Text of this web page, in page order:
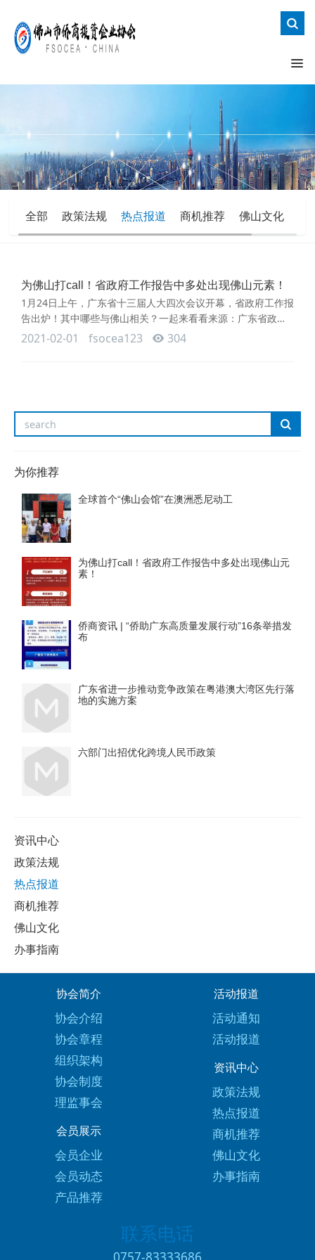
全部 政策法规 热点报道 商机推荐 佛山文化
为佛山打call！省政府工作报告中多处出现佛山元素！
1月24日上午，广东省十三届人大四次会议开幕，省政府工作报
告出炉！其中哪些与佛山相关？一起来看看来源：广东省政府
政府工作报告、佛山日报
2021-02-01 fsocea123 304
为你推荐
全球首个“佛山会馆”在澳洲悉尼动工
为佛山打call！省政府工作报告中多处出现佛山元
素！
侨商资讯 | “侨助广东高质量发展行动”16条举措发
布
广东省进一步推动竞争政策在粤港澳大湾区先行落
地的实施方案
六部门出招优化跨境人民币政策
资讯中心
政策法规
热点报道
商机推荐
佛山文化
办事指南
协会简介
协会介绍
协会章程
组织架构
协会制度
理监事会
活动报道
活动通知
活动报道
资讯中心
政策法规
热点报道
商机推荐
佛山文化
办事指南
会员展示
会员企业
会员动态
产品推荐
联系电话